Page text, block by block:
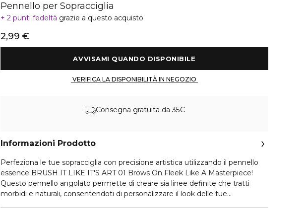
Pennello per Sopracciglia
2 punti fedeltà grazie a questo acquisto
2,99 €
Consegna gratuita da 35€
Informazioni Prodotto
Perfeziona le tue sopracciglia con precisione artistica utilizzando il pennello
essence BRUSH IT LIKE IT'S ART 01 Brows On Fleek Like A Masterpiece!
Questo pennello angolato permette di creare sia linee definite che tratti
morbidi e naturali, consentendoti di personalizzare il look delle tue